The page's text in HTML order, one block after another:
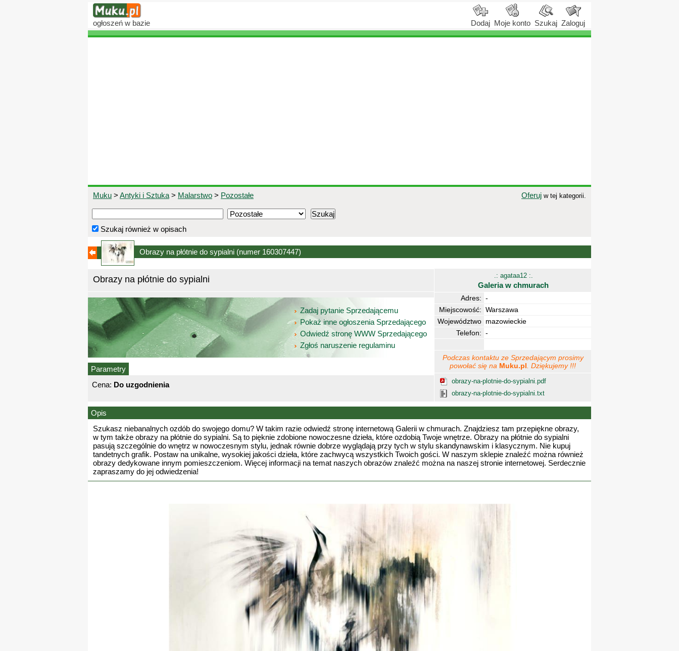
ogłoszeń w bazie Dodaj Moje konto Szukaj Zaloguj
Muku > Antyki i Sztuka > Malarstwo > Pozostałe Oferuj w tej kategorii.
Szukaj również w opisach
Obrazy na płótnie do sypialni (numer 160307447)
Obrazy na płótnie do sypialni
Zadaj pytanie Sprzedającemu
Pokaż inne ogłoszenia Sprzedającego
Odwiedź stronę WWW Sprzedającego
Zgłoś naruszenie regulaminu
Parametry
Cena: Do uzgodnienia
.: agataa12 :.
Galeria w chmurach
Adres: -
Miejscowość: Warszawa
Województwo mazowieckie
Telefon: -
Podczas kontaktu ze Sprzedającym prosimy
powołać się na Muku.pl . Dziękujemy !!!
obrazy-na-plotnie-do-sypialni.pdf
obrazy-na-plotnie-do-sypialni.txt
Opis
Szukasz niebanalnych ozdób do swojego domu? W takim razie odwiedź stronę internetową Galerii w chmurach. Znajdziesz tam przepiękne obrazy,
w tym także obrazy na płótnie do sypialni. Są to pięknie zdobione nowoczesne dzieła, które ozdobią Twoje wnętrze. Obrazy na płótnie do sypialni
pasują szczególnie do wnętrz w nowoczesnym stylu, jednak równie dobrze wyglądają przy tych w stylu skandynawskim i klasycznym. Nie kupuj
tandetnych grafik. Postaw na unikalne, wysokiej jakości dzieła, które zachwycą wszystkich Twoich gości. W naszym sklepie znaleźć można również
obrazy dedykowane innym pomieszczeniom. Więcej informacji na temat naszych obrazów znaleźć można na naszej stronie internetowej. Serdecznie
zapraszamy do jej odwiedzenia!